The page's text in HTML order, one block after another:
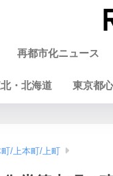
再都市化ニュース
・北海道 東京都心
/上本町/上町